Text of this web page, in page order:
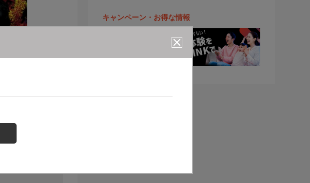
キャンペーン・お得な情報